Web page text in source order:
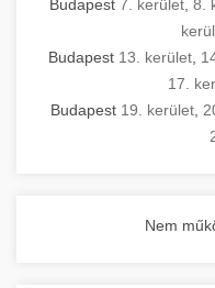
Budapest 7. kerület, 8.
Budapest 13. kerület
17.
Budapest 19. kerület
Nem